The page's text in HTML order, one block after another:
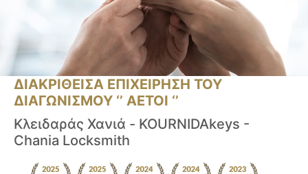
ΔΙΑΚΡΙΘΕΙΣΑ ΕΠΙΧΕΙΡΗΣΗ ΤΟΥ
ΔΙΑΓΩΝΙΣΜΟΥ ‘’ ΑΕΤΟΙ ‘’
Κλειδαράς Χανιά - KOURNIDAkeys -
Chania Locksmith